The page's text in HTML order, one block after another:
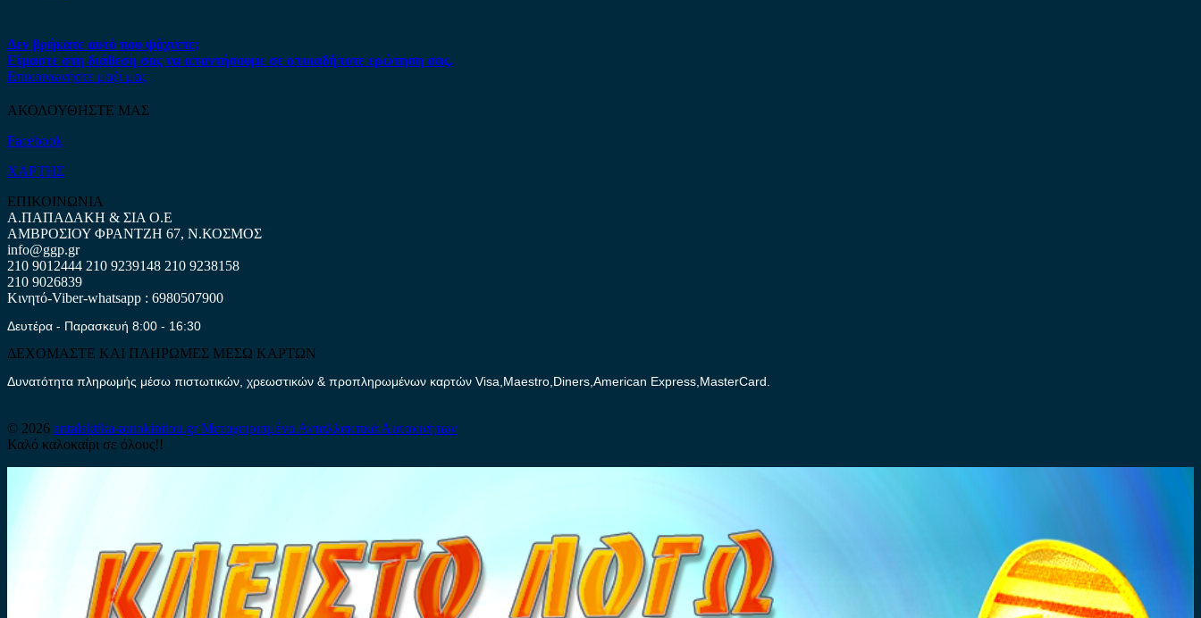
Δεν βρήκατε αυτό που ψάχνετε;
Είμαστε στη διάθεση σας να απαντήσουμε σε οποιαδήποτε ερώτηση σας.
Επικοινωνήστε μαζί μας
ΑΚΟΛΟΥΘΗΣΤΕ ΜΑΣ
Facebook
ΧΑΡΤΗΣ
ΕΠΙΚΟΙΝΩΝΙΑ
Α.ΠΑΠΑΔΑΚΗ & ΣΙΑ Ο.Ε
ΑΜΒΡΟΣΙΟΥ ΦΡΑΝΤΖΗ 67, Ν.ΚΟΣΜΟΣ
info@ggp.gr
210 9012444 210 9239148 210 9238158
210 9026839
Κινητό-Viber-whatsapp : 6980507900
Δευτέρα - Παρασκευή 8:00 - 16:30
ΔΕΧΟΜΑΣΤΕ ΚΑΙ ΠΛΗΡΩΜΕΣ ΜΕΣΩ ΚΑΡΤΩΝ
Δυνατότητα πληρωμής μέσω πιστωτικών, χρεωστικών & προπληρωμένων καρτών Visa,Maestro,Diners,American Express,MasterCard.
© 2026 antalaktika-autokinitou.grΜεταχειρισμένα Ανταλλακτικά Αυτοκινήτων
Καλό καλοκαίρι σε όλους!!